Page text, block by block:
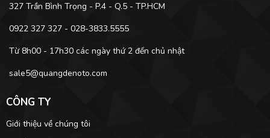
327 Trần Bình Trọng - P.4 - Q.5 - TP.HCM
0922 327 327 - 028-3833.5555
Từ 8h00 - 17h30 các ngày thứ 2 đến chủ nhật
sale5@quangdenoto.com
CÔNG TY
Giới thiệu về chúng tôi